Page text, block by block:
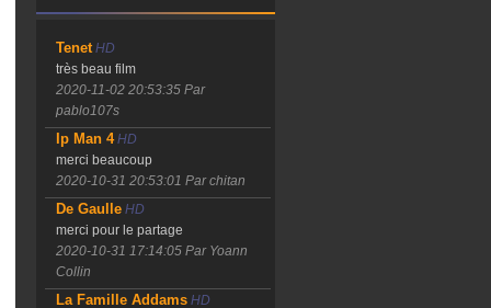
TenetHD
très beau film
2020-11-02 20:53:35 Par
pablo107s
Ip Man 4HD
merci beaucoup
2020-10-31 20:53:01 Par chitan
De GaulleHD
merci pour le partage
2020-10-31 17:14:05 Par Yoann
Collin
La Famille AddamsHD